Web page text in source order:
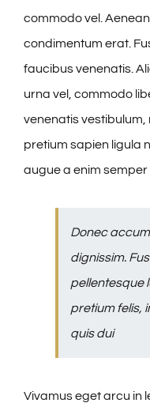
commodo vel.
condimentum erat.
faucibus venenatis.
urna vel, commodo
venenatis
pretium sapien ligula
augue a enim semper
Donec
dignissim.
pellentesque
pretium felis,
quis dui
Vivamus eget arcu in